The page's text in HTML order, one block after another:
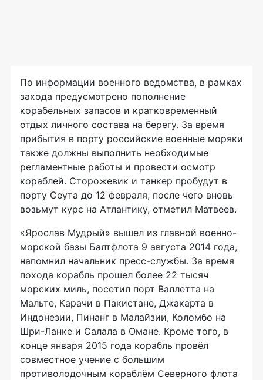
По информации военного ведомства, в рамках
захода предусмотрено пополнение
корабельных запасов и кратковременный
отдых личного состава на берегу. За время
прибытия в порту российские военные моряки
также должны выполнить необходимые
регламентные работы и провести осмотр
кораблей. Сторожевик и танкер пробудут в
порту Сеута до 12 февраля, после чего вновь
возьмут курс на Атлантику, отметил Матвеев.
«Ярослав Мудрый» вышел из главной военно-
морской базы Балтфлота 9 августа 2014 года,
напомнил начальник пресс-службы. За время
похода корабль прошел более 22 тысяч
морских миль, посетил порт Валлетта на
Мальте, Карачи в Пакистане, Джакарта в
Индонезии, Пинанг в Малайзии, Коломбо на
Шри-Ланке и Салала в Омане. Кроме того, в
конце января 2015 года корабль провёл
совместное учение с большим
противолодочным кораблём Северного флота